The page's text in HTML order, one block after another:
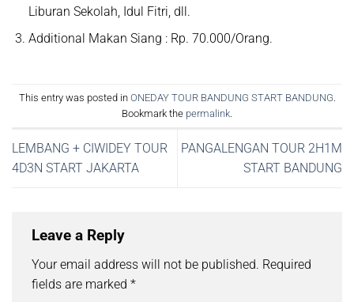
Liburan Sekolah, Idul Fitri, dll.
Additional Makan Siang : Rp. 70.000/Orang.
This entry was posted in ONEDAY TOUR BANDUNG START BANDUNG
Bookmark the permalink
LEMBANG + CIWIDEY TOUR
4D3N START JAKARTA
PANGALENGAN TOUR 2H1M
START BANDUNG
Leave a Reply
Your email address will not be published. Required
fields are marked *